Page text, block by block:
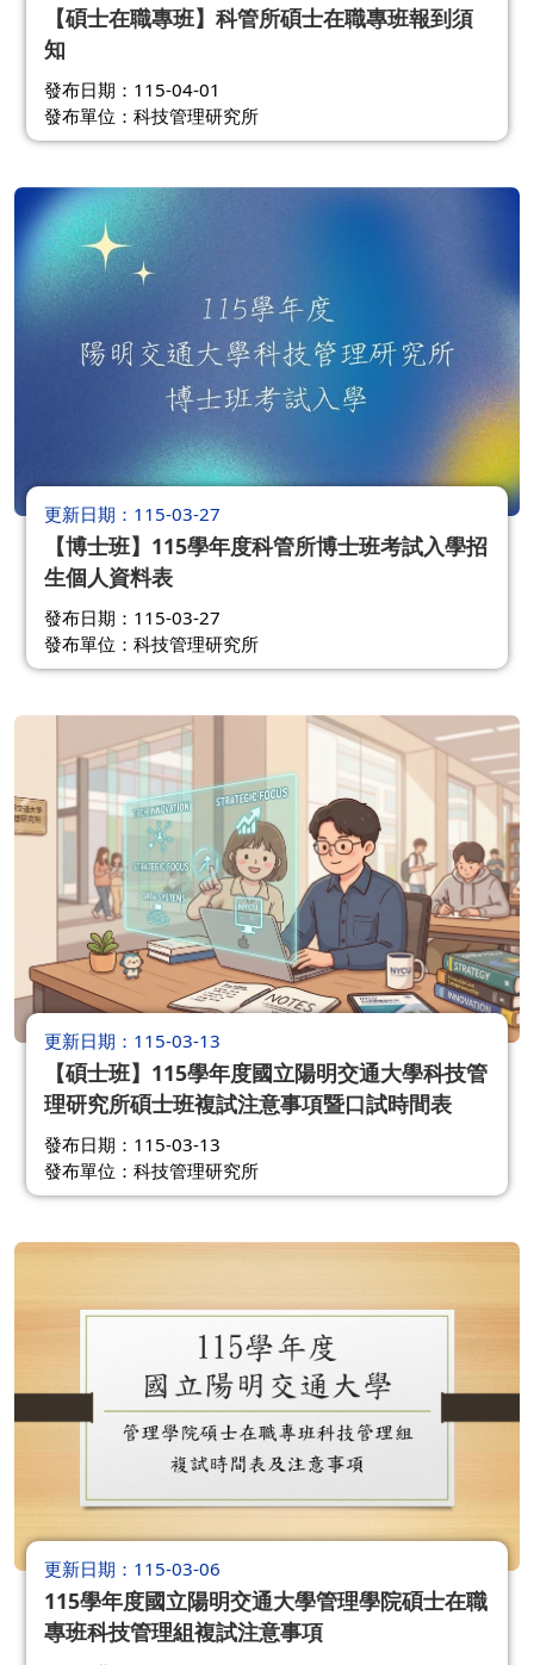
【碩士在職專班】科管所碩士在職專班報到須
知
發布日期：115-04-01
發布單位：科技管理研究所
更新日期 115-03-27
【博士班】115學年度科管所博士班考試入學招
生個人資料表
發布日期：115-03-27
發布單位：科技管理研究所
更新日期 115-03-13
【碩士班】115學年度國立陽明交通大學科技管
理研究所碩士班複試注意事項暨口試時間表
發布日期：115-03-13
發布單位：科技管理研究所
更新日期 115-03-06
115學年度國立陽明交通大學管理學院碩士在職
專班科技管理組複試注意事項